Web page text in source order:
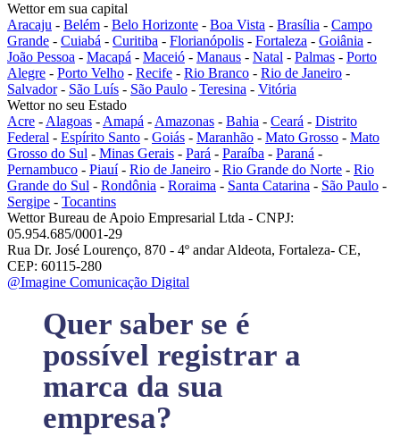
Wettor em sua capital
Aracaju - Belém - Belo Horizonte - Boa Vista - Brasília - Campo
Grande - Cuiabá - Curitiba - Florianópolis - Fortaleza - Goiânia -
João Pessoa - Macapá - Maceió - Manaus - Natal - Palmas - Porto
Alegre - Porto Velho - Recife - Rio Branco - Rio de Janeiro -
Salvador- São Luís - São Paulo - Teresina - Vitória
Wettor no seu Estado
Acre - Alagoas - Amapá - Amazonas - Bahia - Ceará - Distrito
Federal - Espírito Santo - Goiás - Maranhão - Mato Grosso - Mato
Grosso do Sul - Minas Gerais - Pará - Paraíba - Paraná -
Pernambuco - Piauí- Rio de Janeiro - Rio Grande do Norte - Rio
Grande do Sul - Rondônia - Roraima - Santa Catarina - São Paulo -
Sergipe - Tocantins
Wettor Bureau de Apoio Empresarial Ltda - CNPJ:
05.954.685/0001-29
Rua Dr. José Lourenço, 870 - 4º andar Aldeota, Fortaleza- CE,
CEP: 60115-280
@Imagine Comunicação Digital
Quer saber se é
possível registrar a
marca da sua
empresa?